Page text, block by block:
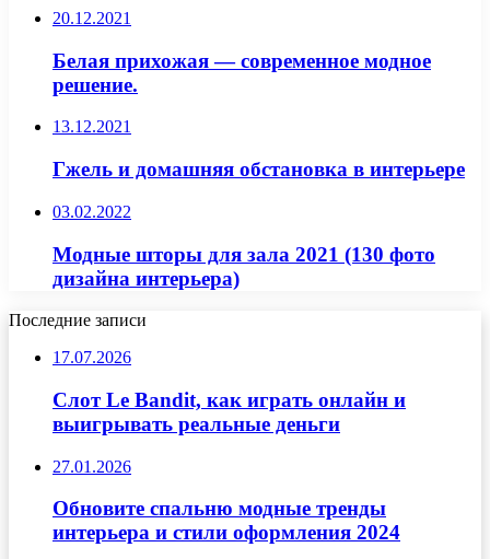
20.12.2021
Белая прихожая — современное модное
решение.
13.12.2021
Гжель и домашняя обстановка в интерьере
03.02.2022
Модные шторы для зала 2021 (130 фото
дизайна интерьера)
Последние записи
17.07.2026
Слот Le Bandit, как играть онлайн и
выигрывать реальные деньги
27.01.2026
Обновите спальню модные тренды
интерьера и стили оформления 2024